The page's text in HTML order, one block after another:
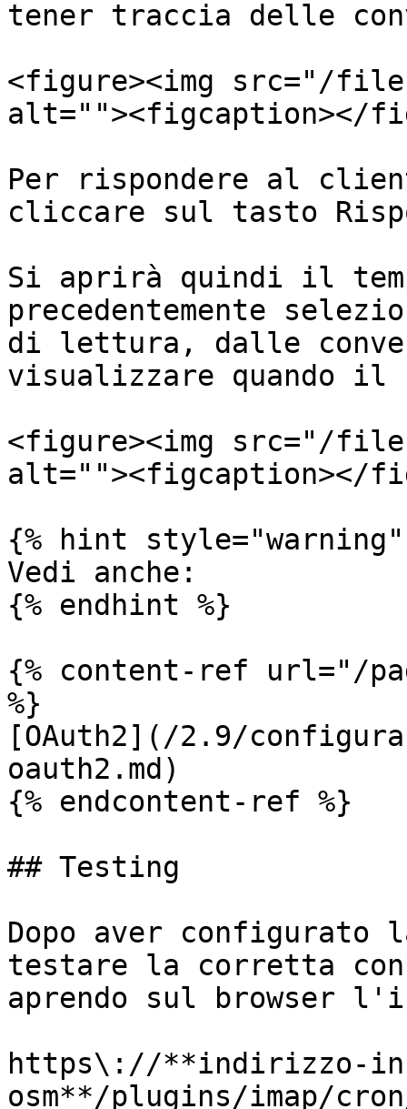
tener traccia delle
<figure><img src="/
alt=""><figcaption></
Per rispondere al
cliccare sul tasto
Si aprirà quindi il
precedentemente
di lettura, dalle
visualizzare quando
<figure><img src="/files/
alt=""><figcaption></
{% hint style="warning"
Vedi anche:
{% endhint %}
{% content-ref url="/
%}
[OAuth2](/2.9/
oauth2.md)
{% endcontent-ref %}
## Testing
Dopo aver configurato
testare la corretta
aprendo sul browser
https\://**indirizzo-
osm**/plugins/imap/